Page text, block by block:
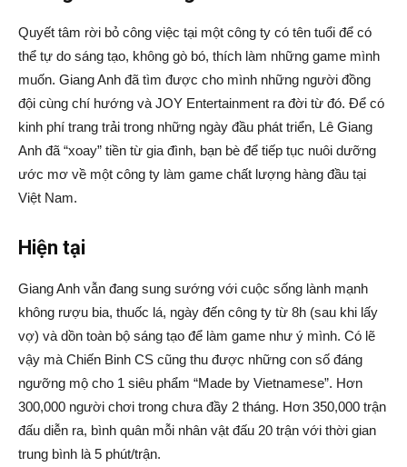
Quyết tâm rời bỏ công việc tại một công ty có tên tuổi để có
thể tự do sáng tạo, không gò bó, thích làm những game mình
muốn. Giang Anh đã tìm được cho mình những người đồng
đội cùng chí hướng và JOY Entertainment ra đời từ đó. Để có
kinh phí trang trải trong những ngày đầu phát triển, Lê Giang
Anh đã “xoay” tiền từ gia đình, bạn bè để tiếp tục nuôi dưỡng
ước mơ về một công ty làm game chất lượng hàng đầu tại
Việt Nam.
Hiện tại
Giang Anh vẫn đang sung sướng với cuộc sống lành mạnh
không rượu bia, thuốc lá, ngày đến công ty từ 8h (sau khi lấy
vợ) và dồn toàn bộ sáng tạo để làm game như ý mình. Có lẽ
vậy mà Chiến Binh CS cũng thu được những con số đáng
ngưỡng mộ cho 1 siêu phẩm “Made by Vietnamese”. Hơn
300,000 người chơi trong chưa đầy 2 tháng. Hơn 350,000 trận
đấu diễn ra, bình quân mỗi nhân vật đấu 20 trận với thời gian
trung bình là 5 phút/trận.